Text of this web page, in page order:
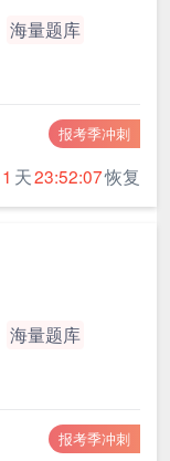
海量题库
报考季冲刺
1 天23:52:07恢复
海量题库
报考季冲刺